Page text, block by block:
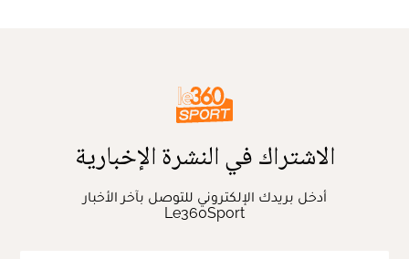
الاشتراك في النشرة الإخبارية
أدخل بريدك الإلكتروني للتوصل بآخر الأخبار
Le360Sport